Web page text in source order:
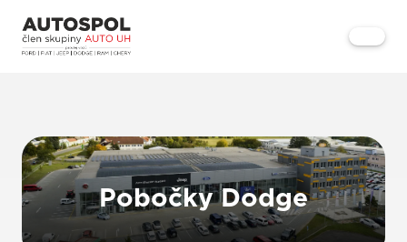
Pobočky Dodge